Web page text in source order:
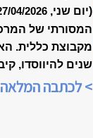
(יום שני, 04/2026
המסורתי של
שנים להיווסדו,
מיוחדת, כשנכלל
> לכתבה המלאה